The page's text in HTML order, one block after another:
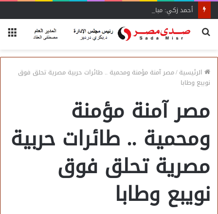
أحمد زكي: مبادرة “مصر تنطلق بالتصدير”
بحث
الرئيسية/مصر آمنة مؤمنة ومحمية .. طائرات حربية مصرية تحلق فوق
نويبع وطابا
مصر آمنة مؤمنة
ومحمية .. طائرات حربية
مصرية تحلق فوق
نويبع وطابا